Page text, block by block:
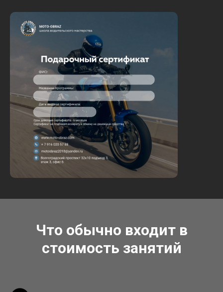
Что обычно входит в
стоимость занятий